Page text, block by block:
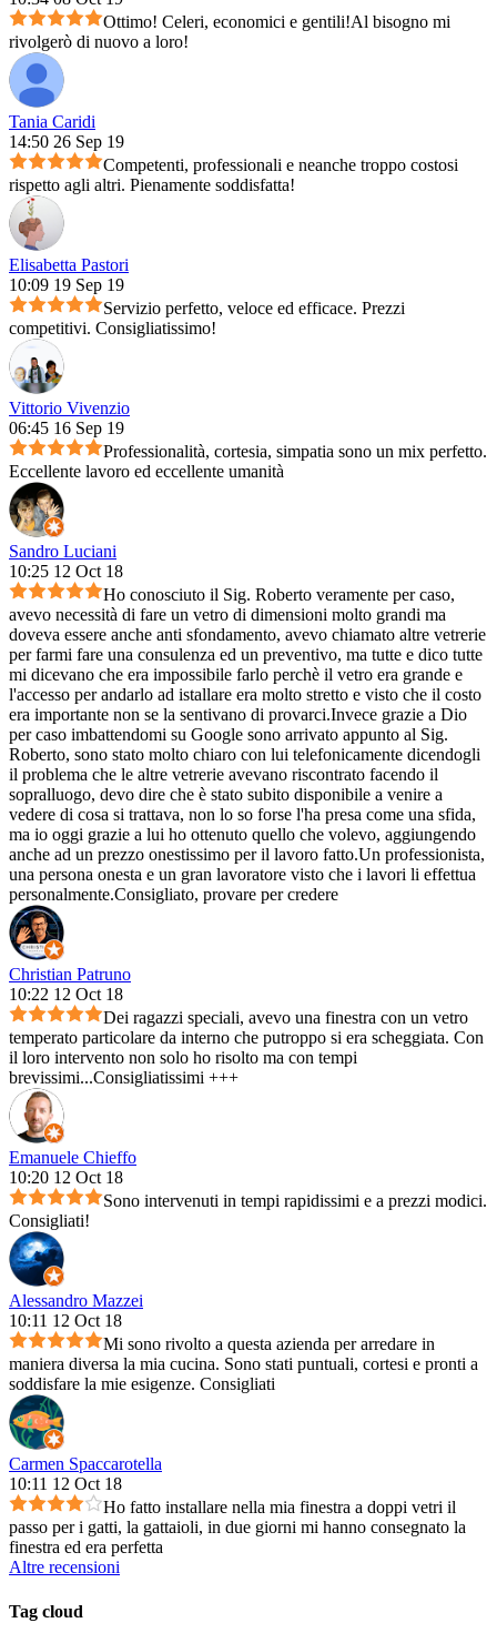
Ottimo! Celeri, economici e gentili!Al bisogno mi
rivolgerò di nuovo a loro!
Tania Caridi
14:50 26 Sep 19
Competenti, professionali e neanche troppo costosi
rispetto agli altri. Pienamente soddisfatta!
Elisabetta Pastori
10:09 19 Sep 19
Servizio perfetto, veloce ed efficace. Prezzi
competitivi. Consigliatissimo!
Vittorio Vivenzio
06:45 16 Sep 19
Professionalità, cortesia, simpatia sono un mix perfetto.
Eccellente lavoro ed eccellente umanità
Sandro Luciani
10:25 12 Oct 18
Ho conosciuto il Sig. Roberto veramente per caso,
avevo necessità di fare un vetro di dimensioni molto grandi ma
doveva essere anche anti sfondamento, avevo chiamato altre vetrerie
per farmi fare una consulenza ed un preventivo, ma tutte e dico tutte
mi dicevano che era impossibile farlo perchè il vetro era grande e
l'accesso per andarlo ad istallare era molto stretto e visto che il costo
era importante non se la sentivano di provarci.Invece grazie a Dio
per caso imbattendomi su Google sono arrivato appunto al Sig.
Roberto, sono stato molto chiaro con lui telefonicamente dicendogli
il problema che le altre vetrerie avevano riscontrato facendo il
sopralluogo, devo dire che è stato subito disponibile a venire a
vedere di cosa si trattava, non lo so forse l'ha presa come una sfida,
ma io oggi grazie a lui ho ottenuto quello che volevo, aggiungendo
anche ad un prezzo onestissimo per il lavoro fatto.Un professionista,
una persona onesta e un gran lavoratore visto che i lavori li effettua
personalmente.Consigliato, provare per credere
Christian Patruno
10:22 12 Oct 18
Dei ragazzi speciali, avevo una finestra con un vetro
temperato particolare da interno che putroppo si era scheggiata. Con
il loro intervento non solo ho risolto ma con tempi
brevissimi...Consigliatissimi +++
Emanuele Chieffo
10:20 12 Oct 18
Sono intervenuti in tempi rapidissimi e a prezzi modici.
Consigliati!
Alessandro Mazzei
10:11 12 Oct 18
Mi sono rivolto a questa azienda per arredare in
maniera diversa la mia cucina. Sono stati puntuali, cortesi e pronti a
soddisfare la mie esigenze. Consigliati
Carmen Spaccarotella
10:11 12 Oct 18
Ho fatto installare nella mia finestra a doppi vetri il
passo per i gatti, la gattaioli, in due giorni mi hanno consegnato la
finestra ed era perfetta
Altre recensioni
Tag cloud